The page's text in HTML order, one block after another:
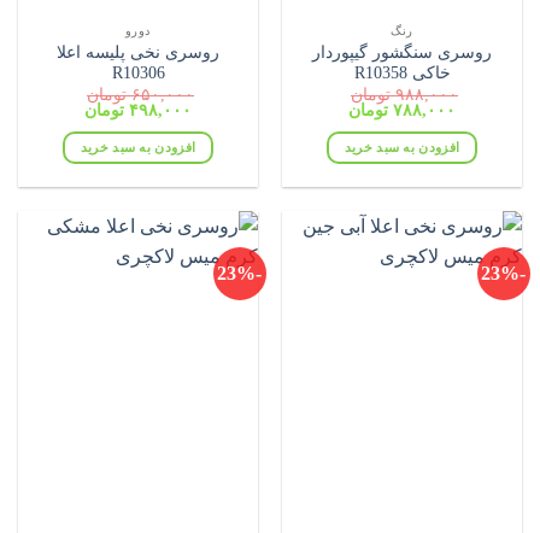
رنگ
روسری سنگشور گیپوردار
خاکی R10358
۹۸۸,۰۰۰ تومان
قیمت
۹۸۸,۰۰۰ تومان
بود.
۷۸۸,۰۰۰ تومان
۷۸۸,۰۰۰ تومان. افزودن به سبد خرید
دورو
روسری نخی پلیسه اعلا
R10306
۶۵۰,۰۰۰ تومان
قیمت
۶۵۰,۰۰۰ تومان
بود.
۴۹۸,۰۰۰ تومان
۴۹۸,۰۰۰ تومان. افزودن به سبد خرید
-23%
-23%